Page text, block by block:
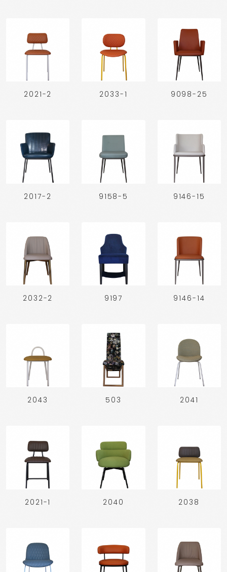
2021-2 2033-1 9098-25
2017-2 9158-5 9146-15
2032-2 9197 9146-14
2043 503 2041
2021-1 2040 2038